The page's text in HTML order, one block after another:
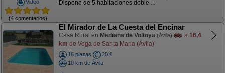
Video
(4 comentarios)
Dispone de 5 habitaciones doble ...
El Mirador de La Cuesta del Encinar
Casa Rural en Mediana de Voltoya (Ávila) a 16,4
km de Vega de Santa Maria (Ávila)
16 plazas
20 €
10 km de Ávila